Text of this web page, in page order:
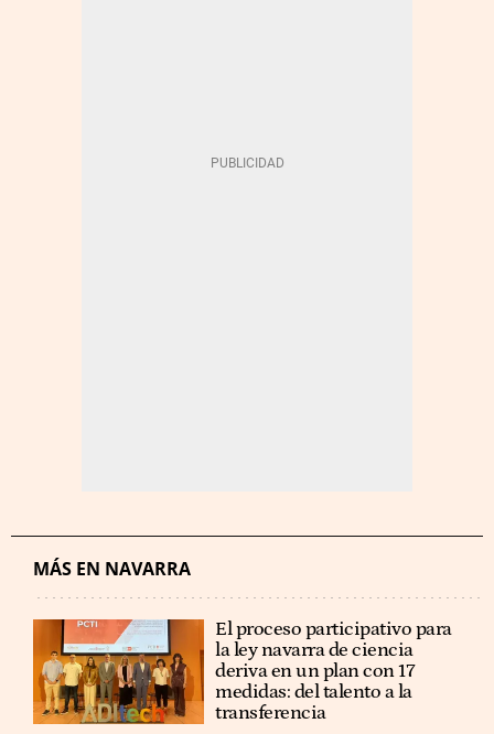
MÁS EN NAVARRA
El proceso participativo para
la ley navarra de ciencia
deriva en un plan con 17
medidas: del talento a la
transferencia